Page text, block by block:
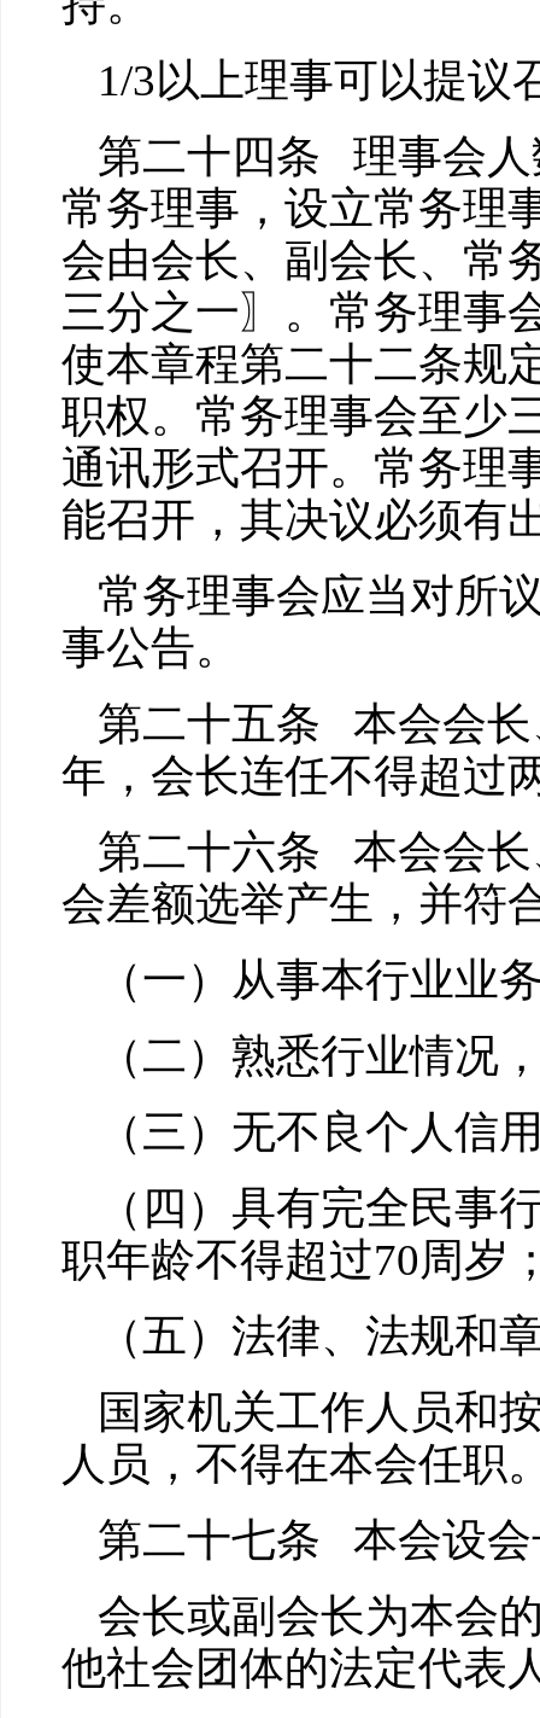
1/3以上理事可以提议
第二十四条 理事会人
常务理事，设立常务理
会由会长、副会长、常
三分之一〗。常务理事
使本章程第二十二条规
职权。常务理事会至少
通讯形式召开。常务理
能召开，其决议必须有
常务理事会应当对所
事公告。
第二十五条 本会会长
年，会长连任不得超过
第二十六条 本会会长
会差额选举产生，并符
（一）从事本行业业
（二）熟悉行业情况
（三）无不良个人信
（四）具有完全民事
职年龄不得超过70周岁
（五）法律、法规和
国家机关工作人员和
人员，不得在本会任职
第二十七条 本会设
会长或副会长为本会
他社会团体的法定代表